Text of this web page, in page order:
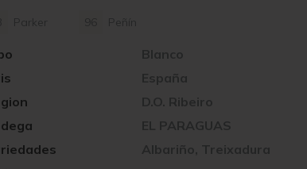
Parker Peñín
España
D.O. Ribeiro
EL PARAGUAS
Albariño, Treixadura
Blanco